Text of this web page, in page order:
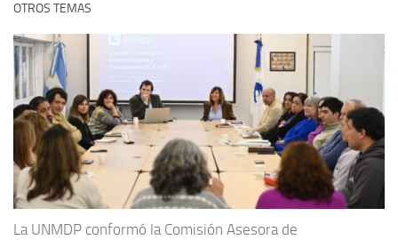
OTROS TEMAS
La UNMDP conformó la Comisión Asesora de